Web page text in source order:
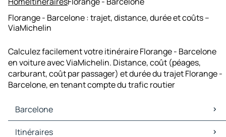
Florange - Barcelone : trajet, distance, durée et coûts –
ViaMichelin
Calculez facilement votre itinéraire Florange - Barcelone
en voiture avec ViaMichelin. Distance, coût (péages,
carburant, coût par passager) et durée du trajet Florange -
Barcelone, en tenant compte du trafic routier
Barcelone
Barcelone Cartes et plans
Itinéraires